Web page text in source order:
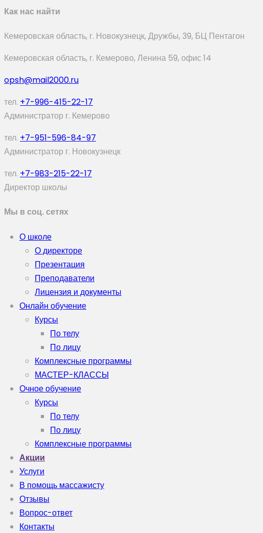
Как нас найти
Кемеровская область, г. Новокузнецк, Дружбы, 39, БЦ Пентагон
Кемеровская область, г. Кемерово, Ленина 59, офис 14
opsh@mail2000.ru
тел. +7-996-415-22-17
Администратор г. Кемерово
тел. +7-951-596-84-97
Администратор г. Новокузнецк
тел. +7-983-215-22-17
Директор школы
Мы в соц. сетях
О школе
О директоре
Презентация
Преподаватели
Лицензия и документы
Онлайн обучение
Курсы
По телу
По лицу
Комплексные программы
МАСТЕР-КЛАССЫ
Очное обучение
Курсы
По телу
По лицу
Комплексные программы
Акции
Услуги
В помощь массажисту
Отзывы
Вопрос-ответ
Контакты